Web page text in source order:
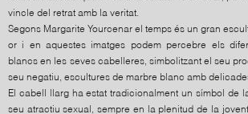
vincle del retrat amb la veritat.
Segons Margarite Yourcenar el temps és un gran
or i en aquestes imatges podem percebre els
blancs en les seves cabelleres, simbolitzant el seu
seu negatiu, escultures de marbre blanc amb
El cabell llarg ha estat tradicionalment un símbol de
seu atractiu sexual, sempre en la plenitud de la